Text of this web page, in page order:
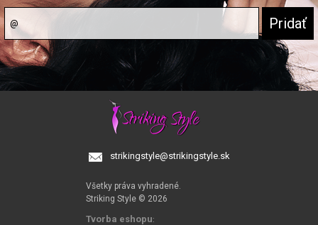
strikingstyle@strikingstyle.sk
Všetky práva vyhradené.
Striking Style © 2026
Tvorba eshopu: